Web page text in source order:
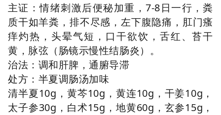
主证：情绪刺激后便秘加重，7-8日一行，粪
质干如羊粪，排不尽感，左下腹隐痛，肛门瘙
痒灼热，头晕气短，口干欲饮，舌红、苔干
黄，脉弦（肠镜示慢性结肠炎）。
治法：调和肝脾，通腑导滞
处方：半夏调肠汤加味
清半夏10g，黄芩10g，黄连10g，干姜10g，
太子参30g，白术15g，地黄60g，玄参15g，